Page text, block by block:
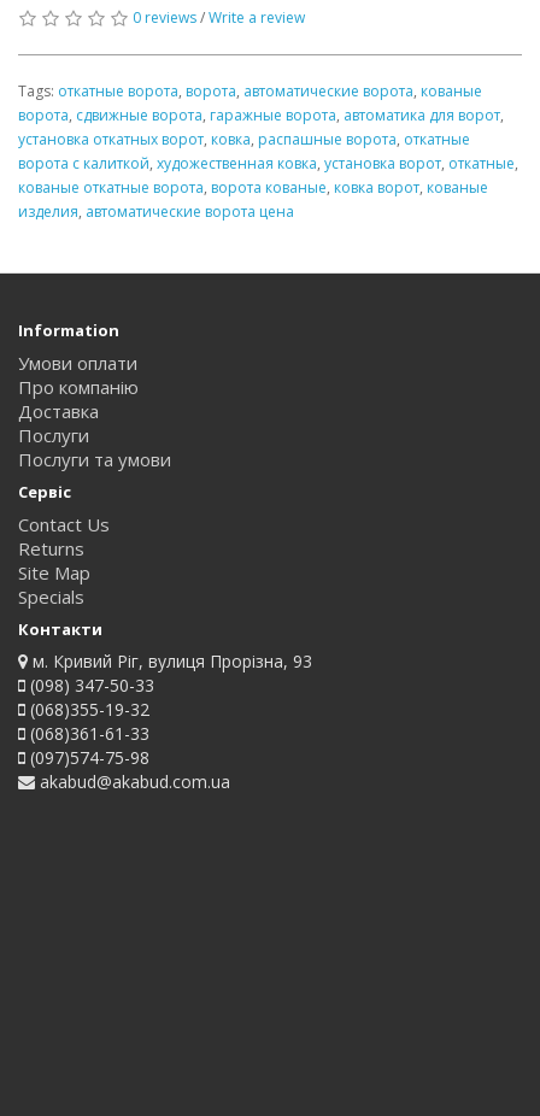
0 reviews/Write a review
Tags: откатные ворота, ворота, автоматические ворота, кованые
ворота, сдвижные ворота, гаражные ворота, автоматика для ворот,
установка откатных ворот, ковка, распашные ворота, откатные
ворота с калиткой, художественная ковка, установка ворот, откатные,
кованые откатные ворота, ворота кованые, ковка ворот, кованые
изделия, автоматические ворота цена
Information
Умови оплати
Про компанію
Доставка
Послуги
Послуги та умови
Сервіс
Contact Us
Returns
Site Map
Specials
Контакти
м. Кривий Ріг, вулиця Прорізна, 93
(098) 347-50-33
(068)355-19-32
(068)361-61-33
(097)574-75-98
akabud@akabud.com.ua